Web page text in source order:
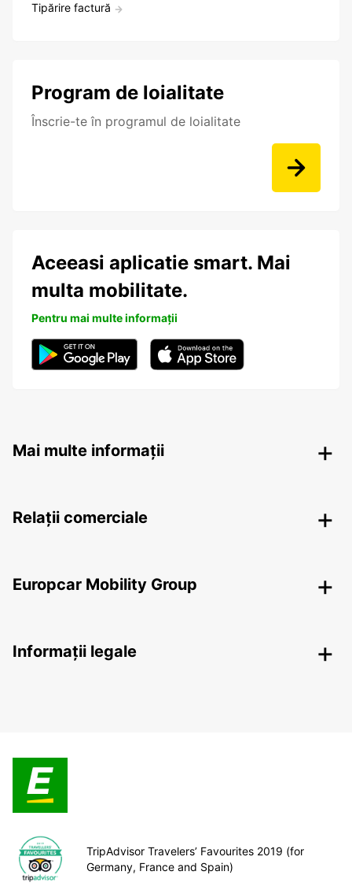
Tipărire factură
Program de loialitate
Înscrie-te în programul de loialitate
Aceeasi aplicatie smart. Mai
multa mobilitate.
Pentru mai multe informații
Mai multe informații
Relații comerciale
Europcar Mobility Group
Informații legale
TripAdvisor Travelers’ Favourites 2019 (for
Germany, France and Spain)